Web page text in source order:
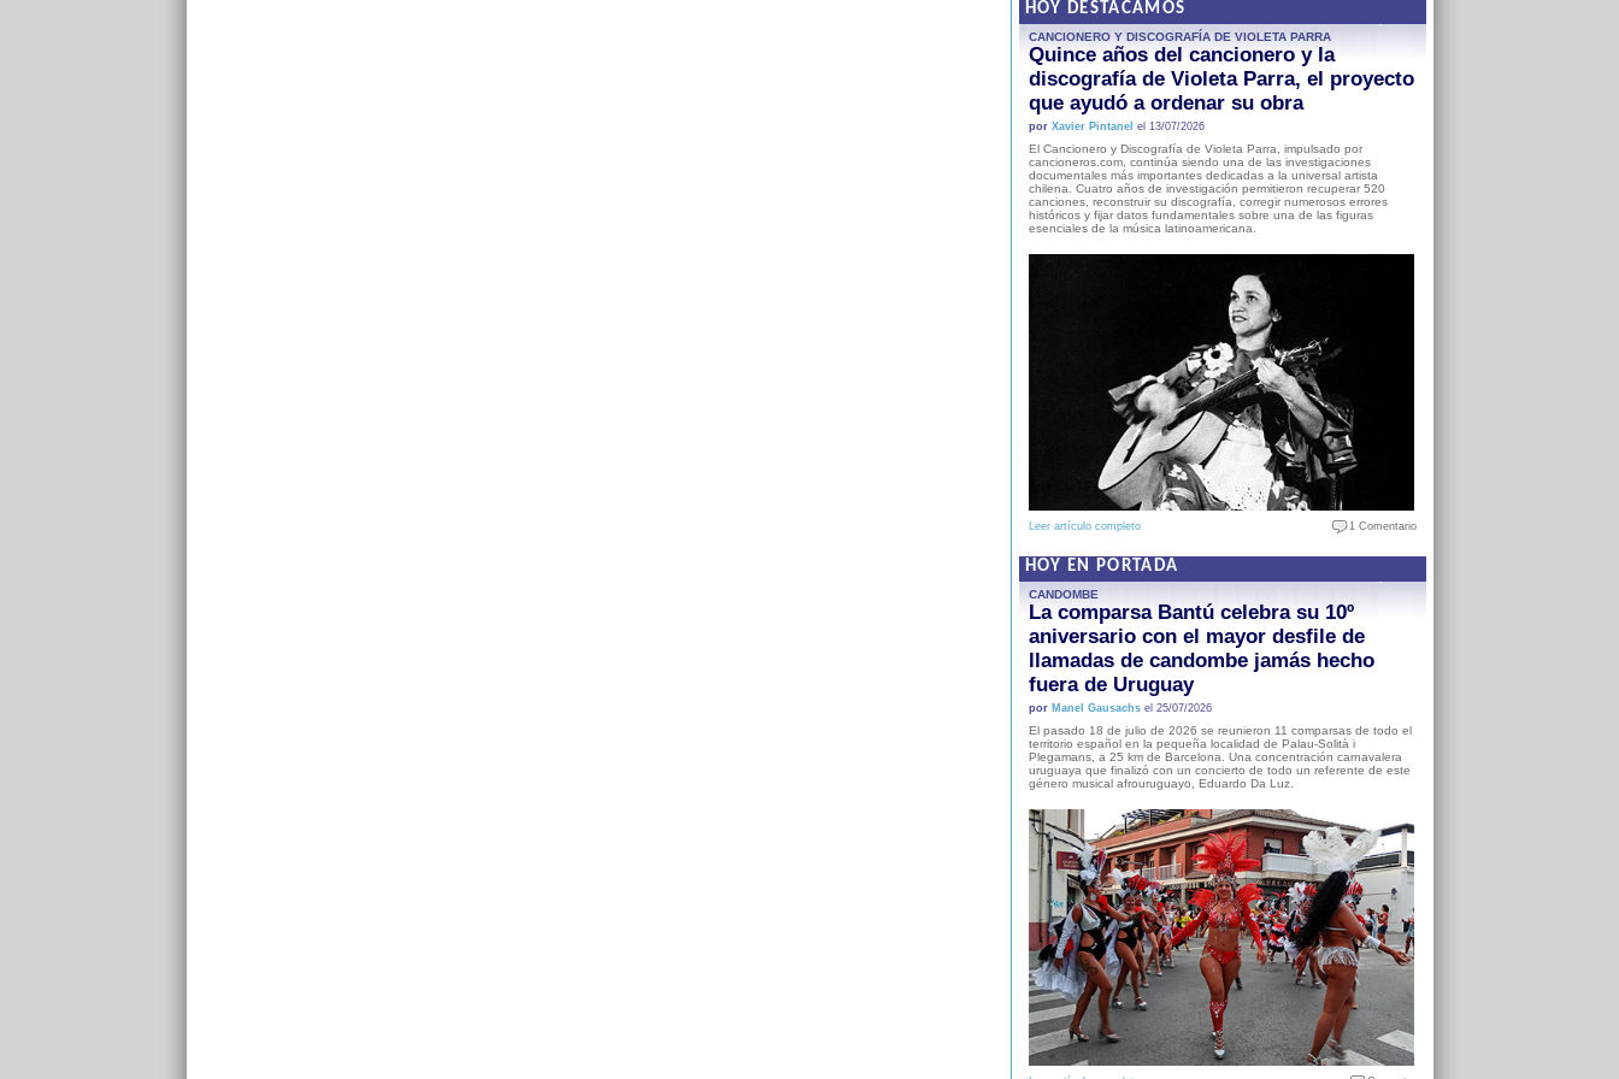
HOY DESTACAMOS
CANCIONERO Y DISCOGRAFÍA DE VIOLETA PARRA
Quince años del cancionero y la
discografía de Violeta Parra, el proyecto
que ayudó a ordenar su obra
por Xavier Pintanel el 13/07/2026
El Cancionero y Discografía de Violeta Parra, impulsado por
cancioneros.com, continúa siendo una de las investigaciones
documentales más importantes dedicadas a la universal artista
chilena. Cuatro años de investigación permitieron recuperar 520
canciones, reconstruir su discografía, corregir numerosos errores
históricos y fijar datos fundamentales sobre una de las figuras
esenciales de la música latinoamericana.
Leer artículo completo 1 Comentario
HOY EN PORTADA
CANDOMBE
La comparsa Bantú celebra su 10º
aniversario con el mayor desfile de
llamadas de candombe jamás hecho
fuera de Uruguay
por Manel Gausachsel 25/07/2026
El pasado 18 de julio de 2026 se reunieron 11 comparsas de todo el
territorio español en la pequeña localidad de Palau-Solità i
Plegamans, a 25 km de Barcelona. Una concentración carnavalera
uruguaya que finalizó con un concierto de todo un referente de este
género musical afrouruguayo, Eduardo Da Luz.